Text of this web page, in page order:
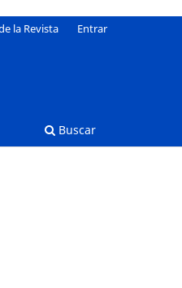
Buscar
la Revista Entrar